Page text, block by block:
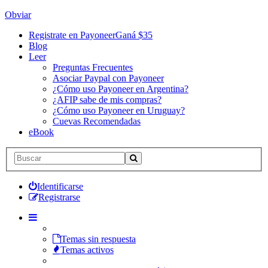
Obviar
Registrate en PayoneerGaná $35
Blog
Leer
Preguntas Frecuentes
Asociar Paypal con Payoneer
¿Cómo uso Payoneer en Argentina?
¿AFIP sabe de mis compras?
¿Cómo uso Payoneer en Uruguay?
Cuevas Recomendadas
eBook
Identificarse
Registrarse
Temas sin respuesta
Temas activos